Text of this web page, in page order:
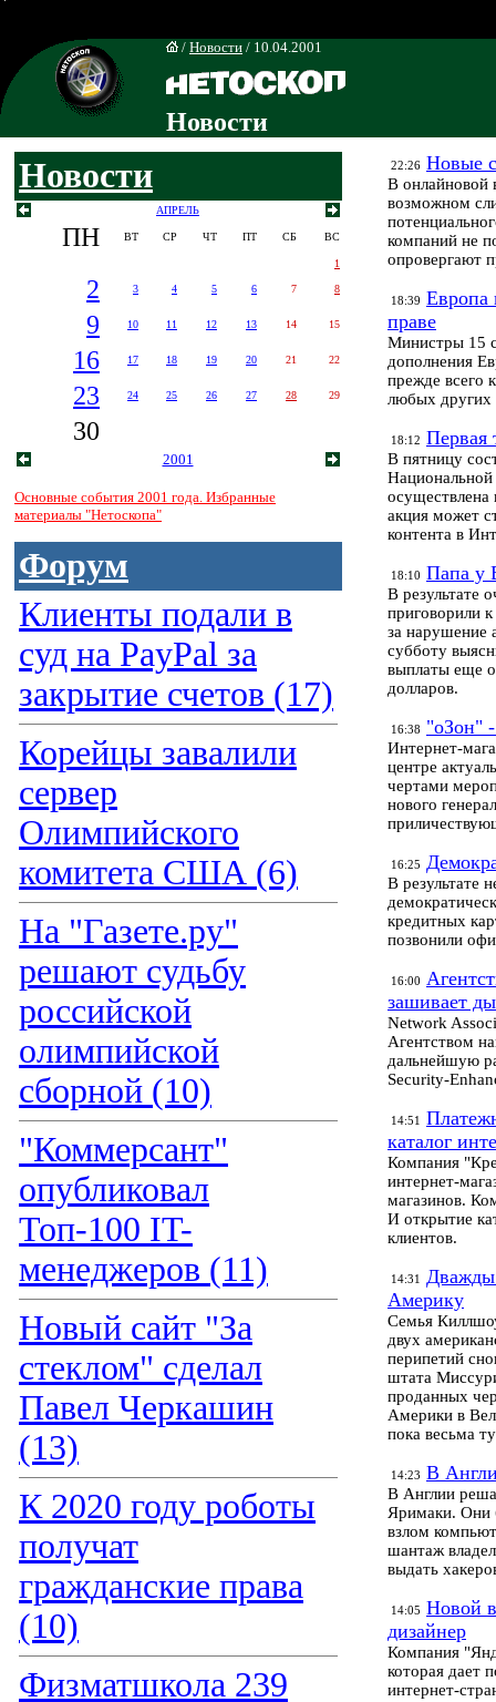
/ Новости / 10.04.2001
Новости
Новости
АПРЕЛЬ
ПН ВТ СР ЧТ ПТ СБ ВС
1
2 3 4 5 6 7 8
9 10 11 12 13 14 15
16 17 18 19 20 21 22
23 24 25 26 27 28 29
30
2001
Основные события 2001 года. Избранные
материалы "Нетоскопа"
Форум
Клиенты подали в
суд на PayPal за
закрытие счетов (17)
Корейцы завалили
сервер
Олимпийского
комитета США (6)
На "Газете.ру"
решают судьбу
российской
олимпийской
сборной (10)
"Коммерсант"
опубликовал
Топ-100 IT-
менеджеров (11)
Новый сайт "За
стеклом" сделал
Павел Черкашин
(13)
К 2020 году роботы
получат
гражданские права
(10)
Физматшкола 239
22:26 Новые
В онлайновой
возможном
компаний не
опровергают
18:39 Европа
праве
Министры 15
дополнения
прежде всего
любых других
18:12 Первая
В пятницу
акция может
контента в
18:10 Папа у
В результате
приговорили
за нарушение
субботу
выплаты еще
долларов.
16:38 "оЗон"
Интернет-
центре
чертами
нового
16:25
В результате
кредитных
позвонили
16:00
зашивает
Network
Агентством
дальнейшую
Security-
14:51
каталог
Компания
интернет-
магазинов.
И открытие
клиентов.
14:31 Дважды
Америку
Cемья
двух
перипетий
штата
проданных
Америки в
пока весьма
14:23 В
В Англии
Яримаки. Они
взлом
шантаж
выдать
14:05 Новой
дизайнер
Компания
которая дает
интернет-